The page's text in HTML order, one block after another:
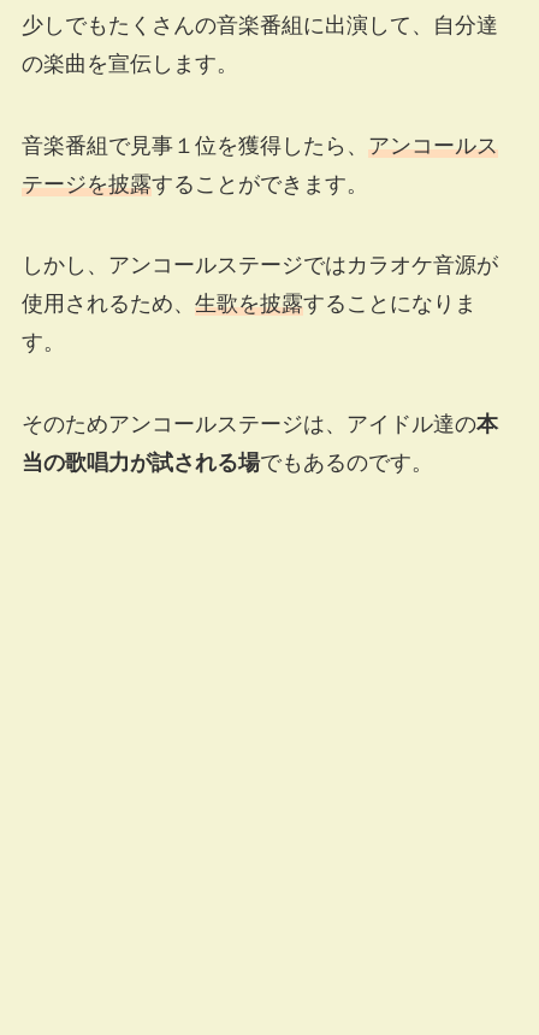
少しでもたくさんの音楽番組に出演して、自分達
の楽曲を宣伝します。
音楽番組で見事１位を獲得したら、 アンコールス
テージを披露することができます。
しかし、アンコールステージではカラオケ音源が
使用されるため、 生歌を披露することになりま
す。
そのためアンコールステージは、アイドル達の本
当の歌唱力が試される場でもあるのです。